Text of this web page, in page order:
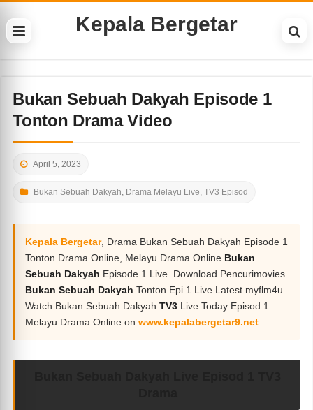
Kepala Bergetar
Bukan Sebuah Dakyah Episode 1
Tonton Drama Video
April 5, 2023
Bukan Sebuah Dakyah, Drama Melayu Live,TV3 Episod
Kepala Bergetar, Drama Bukan Sebuah Dakyah Episode 1
Tonton Drama Online, Melayu Drama Online Bukan
Sebuah Dakyah Episode 1 Live. Download Pencurimovies
Bukan Sebuah DakyahTonton Epi 1 Live Latest myflm4u.
Watch Bukan Sebuah DakyahTV3 Live Today Episod 1
Melayu Drama Online onwww.kepalabergetar9.net